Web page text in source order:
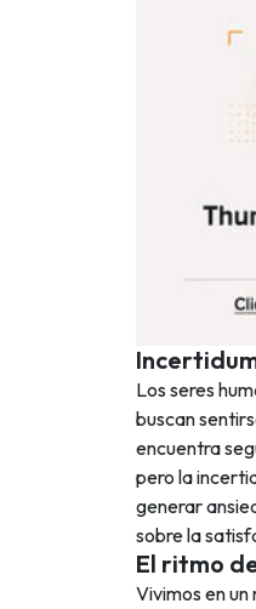
Los seres
buscan
encuentra
pero la
generar
sobre la
El ritmo
Vivimos en